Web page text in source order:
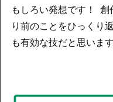
もしろい発想です！
り前のことをひっくり
も有効な技だと思いま